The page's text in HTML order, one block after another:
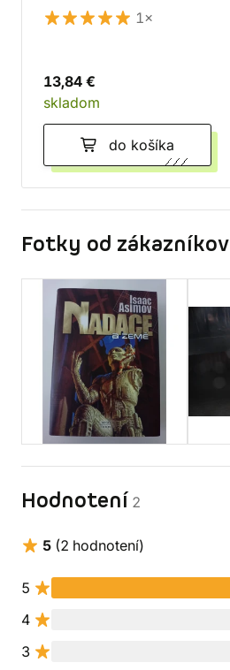
1×
13,84 €
skladom
do košíka
Fotky od zákazníkov
Hodnotení 2
5 (2 hodnotení)
5
4
3